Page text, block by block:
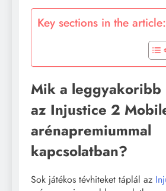
Key sections in the article:
Mik a leggyakoribb
az Injustice 2
arénapremiummal
kapcsolatban?
Sok játékos tévhiteket táplál az